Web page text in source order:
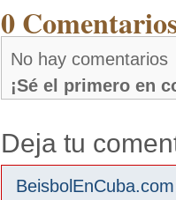
0
No hay comentarios
¡Sé el primero en
Deja tu